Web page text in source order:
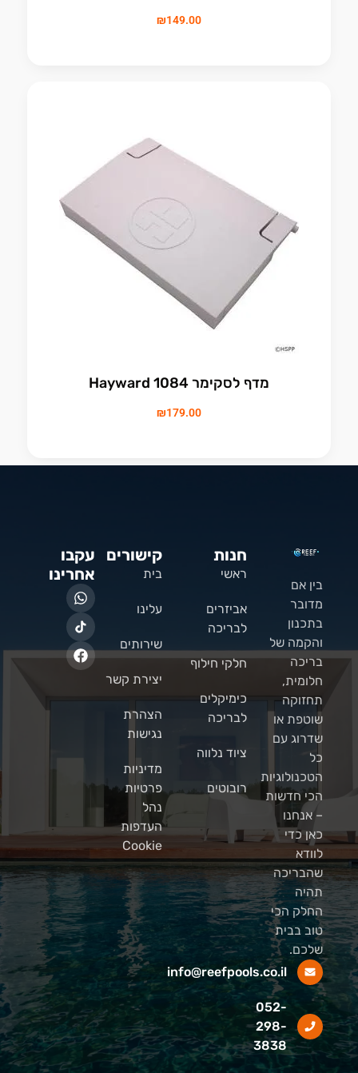
₪149.00
מדף לסקימר 1084 Hayward
₪179.00
בין אם
מדובר
בתכנון
והקמה של
בריכה
חלומית,
תחזוקה
שוטפת או
שדרוג עם
כל
הטכנולוגיות
הכי חדשות
– אנחנו
כאן כדי
לוודא
שהבריכה
תהיה
החלק הכי
טוב בבית
שלכם.
info@reefpools.co.il
052-
298-
3838
חנות
ראשי
אביזרים
לבריכה
חלקי חילוף
כימיקלים
לבריכה
ציוד נלווה
רובוטים
קישורים
בית
עלינו
שירותים
יצירת קשר
הצהרת
נגישות
מדיניות
פרטיות
נהל
העדפות
Cookie
עקבו
אחרינו